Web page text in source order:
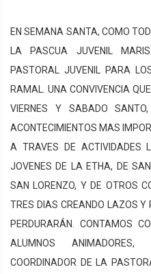
EN SEMANA SANTA, COMO
LA PASCUA JUVENIL
PASTORAL JUVENIL PARA
RAMAL. UNA CONVIVENCIA
VIERNES Y SABADO
ACONTECIMIENTOS MAS
A TRAVES DE ACTIVIDADES
JOVENES DE LA ETHA, DE
SAN LORENZO, Y DE OTROS
TRES DIAS CREANDO LAZOS Y
PERDURARÁN. CONTAMOS
ALUMNOS
COORDINADOR DE LA